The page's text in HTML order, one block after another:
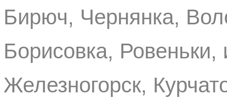
Бирюч, Чернянка,
Борисовка, Ровеньки,
Железногорск,